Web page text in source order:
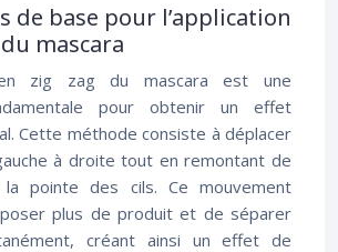
de base pour l’application
mascara
en zig zag du mascara est une
pour obtenir un effet
Cette méthode consiste à déplacer
à droite tout en remontant de
pointe des cils. Ce mouvement
plus de produit et de séparer
créant ainsi un effet de